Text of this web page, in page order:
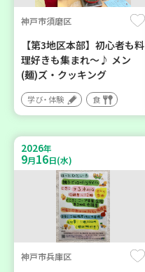
神戸市須磨区
【第3地区本部】初心者も料
理好きも集まれ～♪ メン
(麺)ズ・クッキング
学び・体験 食
2026年
9月16日(水)
神戸市兵庫区